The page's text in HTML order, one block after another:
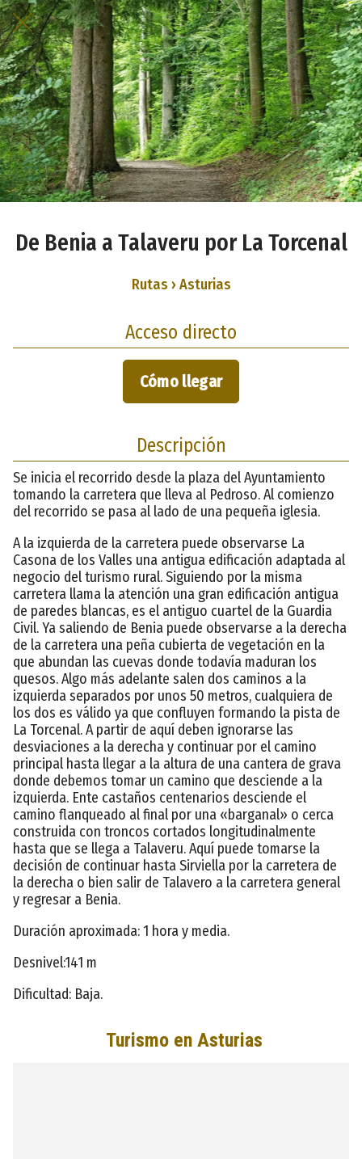
De Benia a Talaveru por La Torcenal
Rutas › Asturias
Acceso directo
Cómo llegar
Descripción
Se inicia el recorrido desde la plaza del Ayuntamiento
tomando la carretera que lleva al Pedroso. Al comienzo
del recorrido se pasa al lado de una pequeña iglesia.
A la izquierda de la carretera puede observarse La
Casona de los Valles una antigua edificación adaptada al
negocio del turismo rural. Siguiendo por la misma
carretera llama la atención una gran edificación antigua
de paredes blancas, es el antiguo cuartel de la Guardia
Civil. Ya saliendo de Benia puede observarse a la derecha
de la carretera una peña cubierta de vegetación en la
que abundan las cuevas donde todavía maduran los
quesos. Algo más adelante salen dos caminos a la
izquierda separados por unos 50 metros, cualquiera de
los dos es válido ya que confluyen formando la pista de
La Torcenal. A partir de aquí deben ignorarse las
desviaciones a la derecha y continuar por el camino
principal hasta llegar a la altura de una cantera de grava
donde debemos tomar un camino que desciende a la
izquierda. Ente castaños centenarios desciende el
camino flanqueado al final por una «barganal» o cerca
construida con troncos cortados longitudinalmente
hasta que se llega a Talaveru. Aquí puede tomarse la
decisión de continuar hasta Sirviella por la carretera de
la derecha o bien salir de Talavero a la carretera general
y regresar a Benia.
Duración aproximada: 1 hora y media.
Desnivel:141 m
Dificultad: Baja.